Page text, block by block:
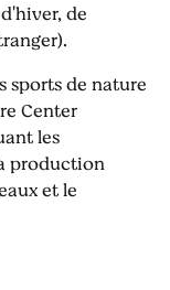
de
sports de nature
Center
les
production
et le